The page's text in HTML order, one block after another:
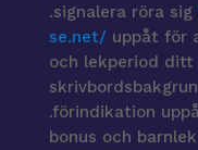
.signalera röra sig
se.net/ uppåt för
och lekperiod ditt
.förindikation
bonus och